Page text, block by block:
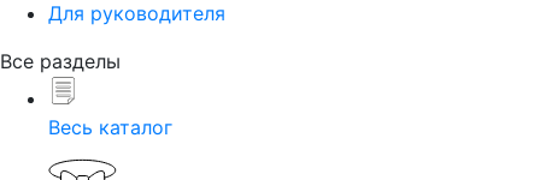
Для руководителя
Все разделы
Весь каталог